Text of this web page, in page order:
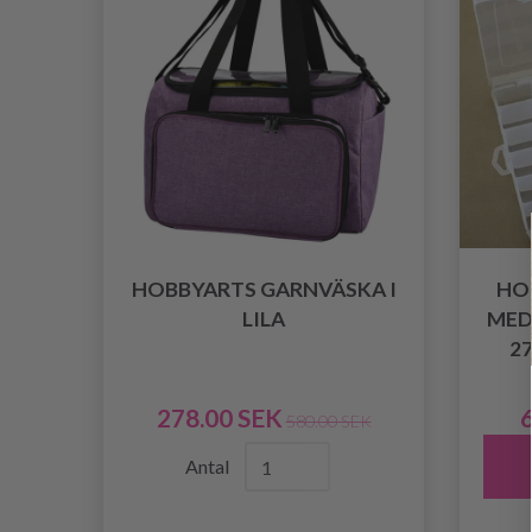
HOBBYARTS GARNVÄSKA I
LILA
278.00 SEK 580.00 SEK
Antal